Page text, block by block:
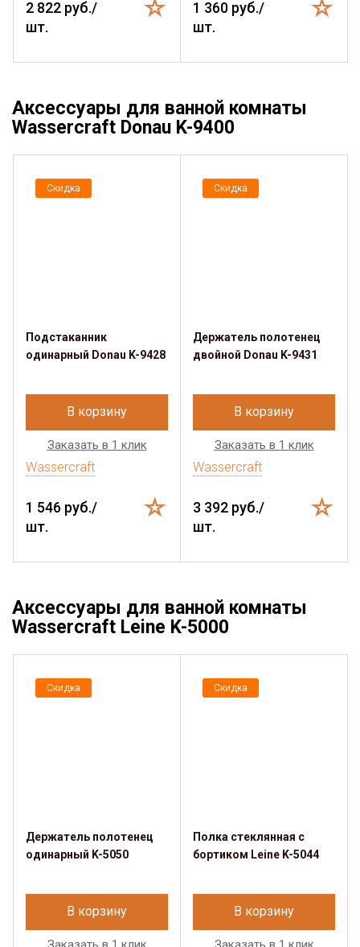
2 822 руб./
шт.
1 360 руб./
шт.
Аксессуары для ванной комнаты
Wassercraft Donau K-9400
Скидка
Подстаканник
одинарный Donau K-9428
В корзину
Заказать в 1 клик
Wassercraft
1 546 руб./
шт.
Скидка
Держатель полотенец
двойной Donau K-9431
В корзину
Заказать в 1 клик
Wassercraft
3 392 руб./
шт.
Аксессуары для ванной комнаты
Wassercraft Leine K-5000
Скидка
Держатель полотенец
одинарный K-5050
В корзину
Скидка
Полка стеклянная с
бортиком Leine K-5044
В корзину